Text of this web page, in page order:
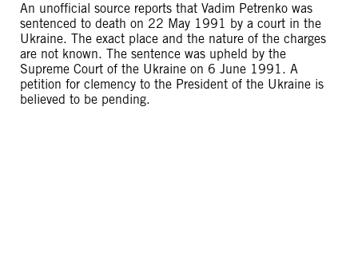
An unofficial source reports that Vadim Petrenko was
sentenced to death on 22 May 1991 by a court in the
Ukraine. The exact place and the nature of the charges
are not known. The sentence was upheld by the
Supreme Court of the Ukraine on 6 June 1991. A
petition for clemency to the President of the Ukraine is
believed to be pending.